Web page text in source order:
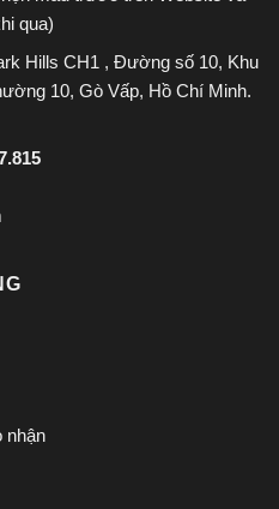
qua)
Hills CH1 , Đường số 10, Khu
10, Gò Vấp, Hồ Chí Minh.
nhận